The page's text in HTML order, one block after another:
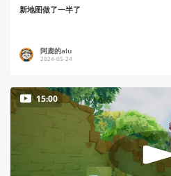
新地图做了一半了
阿鹿的alu
2024-05-24
15:00